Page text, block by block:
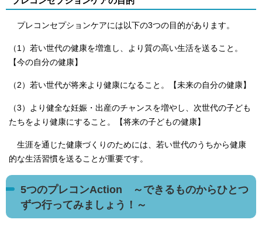
プレコンセプションケアには以下の3つの目的があります。
（1）若い世代の健康を増進し、より質の高い生活を送ること。
【今の自分の健康】
（2）若い世代が将来より健康になること。【未来の自分の健康】
（3）より健全な妊娠・出産のチャンスを増やし、次世代の子ども
たちをより健康にすること。【将来の子どもの健康】
生涯を通じた健康づくりのためには、若い世代のうちから健康
的な生活習慣を送ることが重要です。
5つのプレコンAction ～できるものからひとつ
ずつ行ってみましょう！～